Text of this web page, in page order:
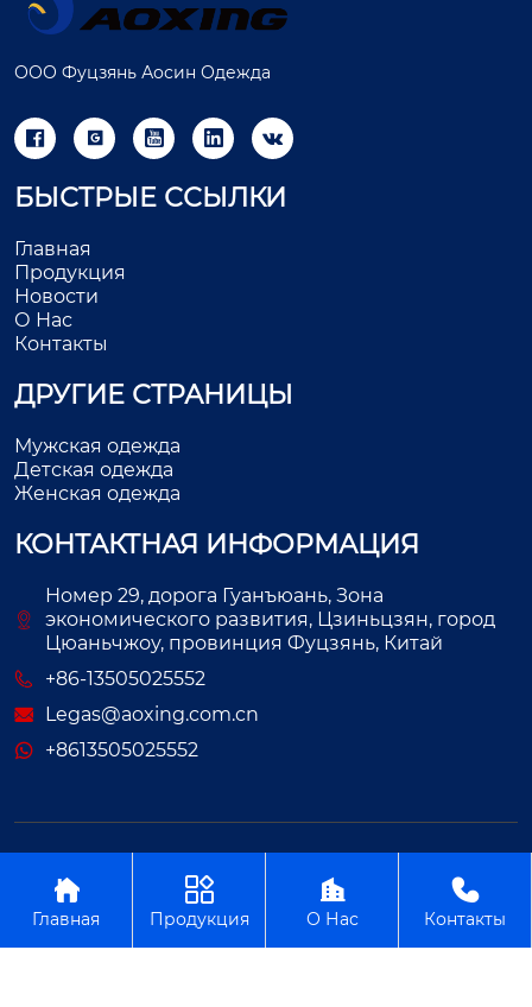
ООО Фуцзянь Аосин Одежда
    
БЫСТРЫЕ ССЫЛКИ
Главная
Продукция
Новости
О Нас
Контакты
ДРУГИЕ СТРАНИЦЫ
Мужская одежда
Детская одежда
Женская одежда
КОНТАКТНАЯ ИНФОРМАЦИЯ
Номер 29, дорога Гуанъюань, Зона
экономического развития, Цзиньцзян, город
Цюаньчжоу, провинция Фуцзянь, Китай
+86-13505025552
Legas@aoxing.com.cn
+8613505025552

Главная

Продукция

О Нас

Контакты